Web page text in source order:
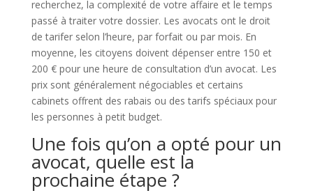
recherchez, la complexité de votre affaire et le temps
passé à traiter votre dossier. Les avocats ont le droit
de tarifer selon l’heure, par forfait ou par mois. En
moyenne, les citoyens doivent dépenser entre 150 et
200 € pour une heure de consultation d’un avocat. Les
prix sont généralement négociables et certains
cabinets offrent des rabais ou des tarifs spéciaux pour
les personnes à petit budget.
Une fois qu’on a opté pour un
avocat, quelle est la
prochaine étape ?